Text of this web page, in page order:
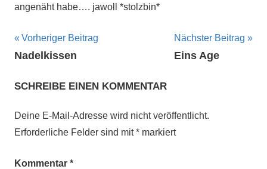
angenäht habe…. jawoll *stolzbin*
Beitragsnavigation
Vorheriger Beitrag
Nadelkissen
Nächster Beitrag
Eins Age
SCHREIBE EINEN KOMMENTAR
Deine E-Mail-Adresse wird nicht veröffentlicht.
Erforderliche Felder sind mit* markiert
Kommentar *